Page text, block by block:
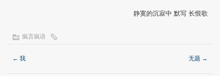
静寞的沉寂中 默写 长恨歌
疯言疯语
← 我 无题 →